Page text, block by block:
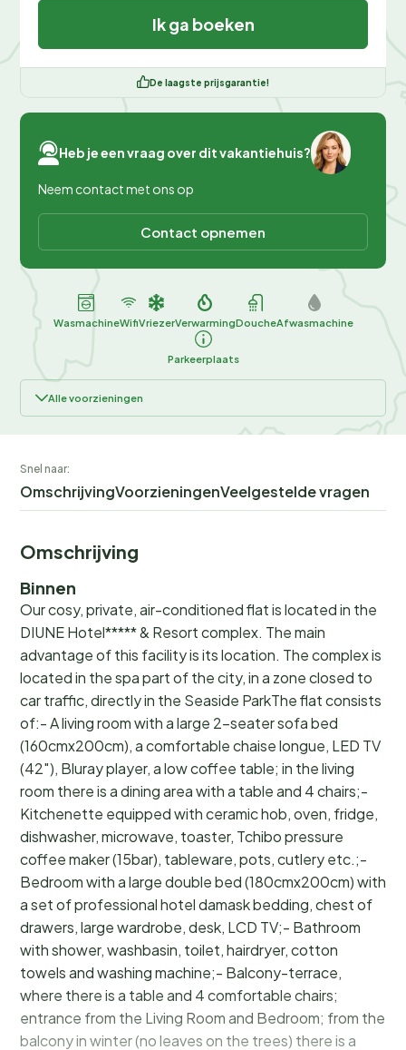
Ik ga boeken
De laagste prijsgarantie!
Heb je een vraag over dit vakantiehuis?
Neem contact met ons op
Contact opnemen
WasmachineWifiVriezerVerwarmingDoucheAfwasmachine
Parkeerplaats
Alle voorzieningen
Snel naar:
OmschrijvingVoorzieningenVeelgestelde vragen
Omschrijving
Binnen
Our cosy, private, air-conditioned flat is located in the
DIUNE Hotel***** & Resort complex. The main
advantage of this facility is its location. The complex is
located in the spa part of the city, in a zone closed to
car traffic, directly in the Seaside ParkThe flat consists
of:- A living room with a large 2-seater sofa bed
(160cmx200cm), a comfortable chaise longue, LED TV
(42″), Bluray player, a low coffee table; in the living
room there is a dining area with a table and 4 chairs;-
Kitchenette equipped with ceramic hob, oven, fridge,
dishwasher, microwave, toaster, Tchibo pressure
coffee maker (15bar), tableware, pots, cutlery etc.;-
Bedroom with a large double bed (180cmx200cm) with
a set of professional hotel damask bedding, chest of
drawers, large wardrobe, desk, LCD TV;- Bathroom
with shower, washbasin, toilet, hairdryer, cotton
towels and washing machine;- Balcony-terrace,
where there is a table and 4 comfortable chairs;
entrance from the Living Room and Bedroom; from the
balcony in winter (no leaves on the trees) there is a